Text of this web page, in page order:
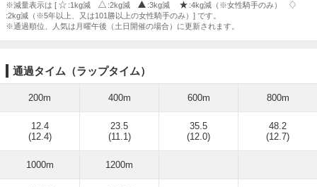
※減量表示は [
:1kg減 :2kg減 :3kg減
:4kg減（※女性騎手のみ）
:2kg減（※5年以上、又は101勝以上の女性騎手のみ）] です。
※通過順位、人気は月曜午後（土日開催の場合）に更新されます。
通過タイム（ラップタイム）
200m 400m 600m 800m
12.4
(12.4)
23.5
(11.1)
35.5
(12.0)
48.2
(12.7)
1000m 1200m